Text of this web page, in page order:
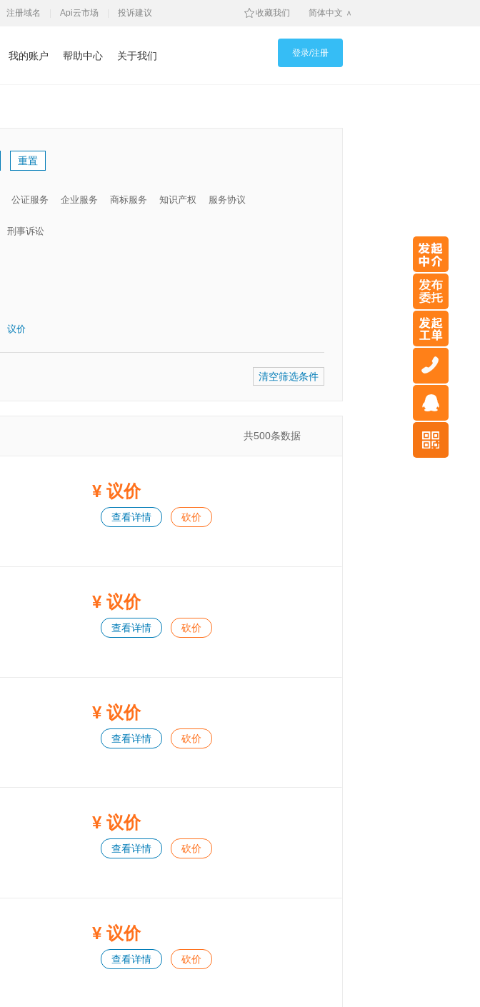
注册域名 Api云市场 投诉建议 收藏我们 简体中文
我的账户 帮助中心 关于我们 登录/注册
重置
公证服务 企业服务 商标服务 知识产权 服务协议
刑事诉讼
议价
清空筛选条件
共500条数据
¥ 议价
查看详情 砍价
¥ 议价
查看详情 砍价
¥ 议价
查看详情 砍价
¥ 议价
查看详情 砍价
¥ 议价
查看详情 砍价